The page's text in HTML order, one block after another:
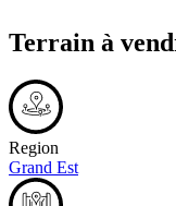
Terrain à
Region
Grand Est